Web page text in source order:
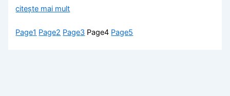
citește mai mult
Page1 Page2 Page3 Page4 Page5